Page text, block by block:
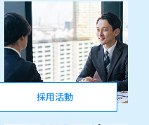
採用活動